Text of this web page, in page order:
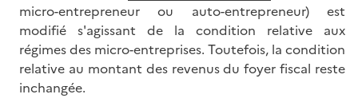
micro-entrepreneur ou auto-entrepreneur) est
modifié s'agissant de la condition relative aux
régimes des micro-entreprises. Toutefois, la condition
relative au montant des revenus du foyer fiscal reste
inchangée.